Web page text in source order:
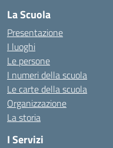
La Scuola
Presentazione
I luoghi
Le persone
I numeri della scuola
Le carte della scuola
Organizzazione
La storia
I Servizi